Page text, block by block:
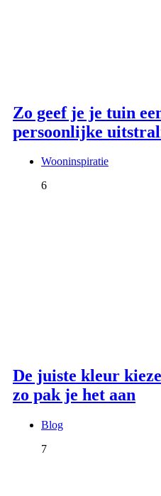
Zo geef je je tuin
persoonlijke
Wooninspiratie
6
De juiste kleur
zo pak je het aan
Blog
7